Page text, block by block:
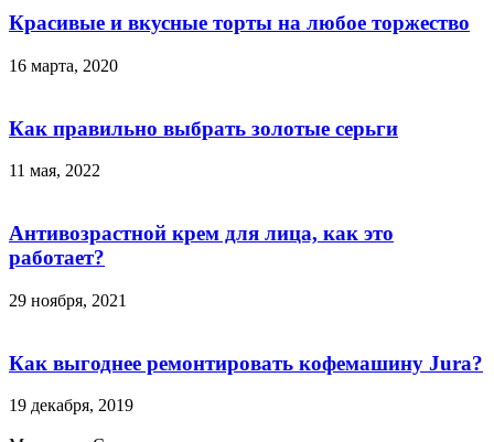
Красивые и вкусные торты на любое торжество
16 марта, 2020
Как правильно выбрать золотые серьги
11 мая, 2022
Антивозрастной крем для лица, как это
работает?
29 ноября, 2021
Как выгоднее ремонтировать кофемашину Jura?
19 декабря, 2019